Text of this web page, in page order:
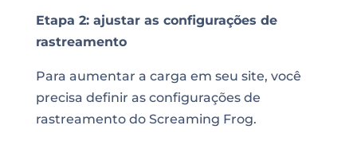
Etapa 2: ajustar as configurações de
rastreamento
Para aumentar a carga em seu site, você
precisa definir as configurações de
rastreamento do Screaming Frog.